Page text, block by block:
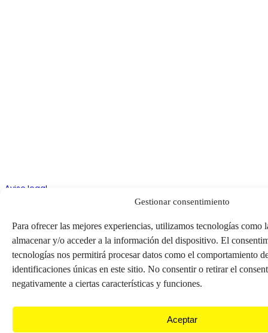
Gestionar consentimiento
Para ofrecer las mejores experiencias, utilizamos tecnologías como
almacenar y/o acceder a la información del dispositivo. El
tecnologías nos permitirá procesar datos como el comportamiento
identificaciones únicas en este sitio. No consentir o retirar el
negativamente a ciertas características y funciones.
Aceptar
Aviso legal
Declaración de privacidad
Tu nombre